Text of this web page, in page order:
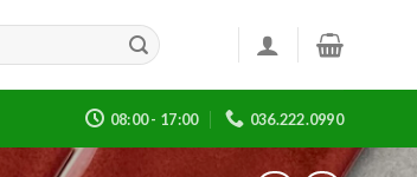
08:00 - 17:00 036.222.0990